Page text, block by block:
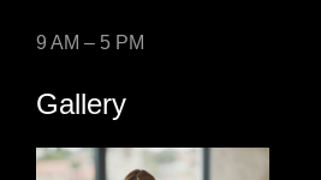
9 AM – 5 PM
Gallery